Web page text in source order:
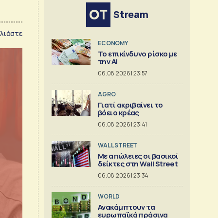
Stream
ECONOMY
Το επικίνδυνο ρίσκο με
την ΑΙ
06.08.2026 | 23:57
AGRO
Γιατί ακριβαίνει το
βόειο κρέας
06.08.2026 | 23:41
WALL STREET
Με απώλειες οι βασικοί
δείκτες στη Wall Street
06.08.2026 | 23:34
WORLD
Ανακάμπτουν τα
ευρωπαϊκά πράσινα